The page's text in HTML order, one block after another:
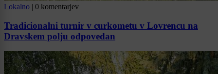
Lokalno | 0 komentarjev
Tradicionalni turnir v curkometu v Lovrencu na
Dravskem polju odpovedan